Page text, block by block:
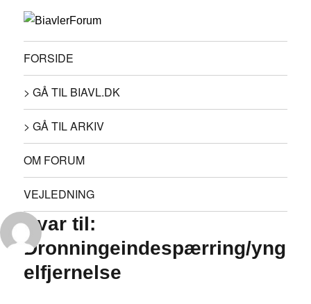
FORSIDE
> GÅ TIL BIAVL.DK
> GÅ TIL ARKIV
OM FORUM
VEJLEDNING
Svar til:
Dronningeindespærring/yng
elfjernelse